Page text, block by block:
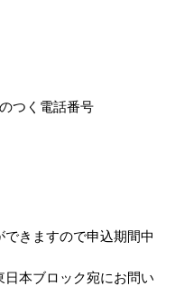
つく電話番号
きますので申込期間中
日本ブロック宛にお問い